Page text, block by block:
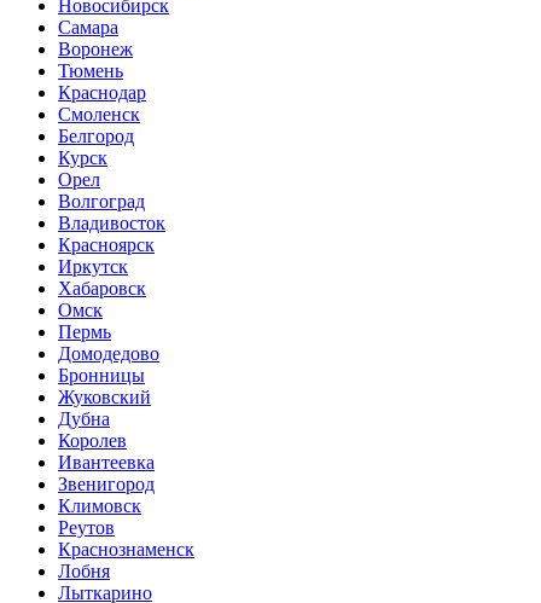
Новосибирск
Самара
Воронеж
Тюмень
Краснодар
Смоленск
Белгород
Курск
Орел
Волгоград
Владивосток
Красноярск
Иркутск
Хабаровск
Омск
Пермь
Домодедово
Бронницы
Жуковский
Дубна
Королев
Ивантеевка
Звенигород
Климовск
Реутов
Краснознаменск
Лобня
Лыткарино